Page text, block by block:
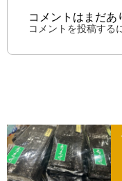
コメントはまだあ
コメントを投稿する